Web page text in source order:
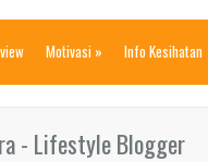
Motivasi » Info Kesihatan
- Lifestyle Blogger